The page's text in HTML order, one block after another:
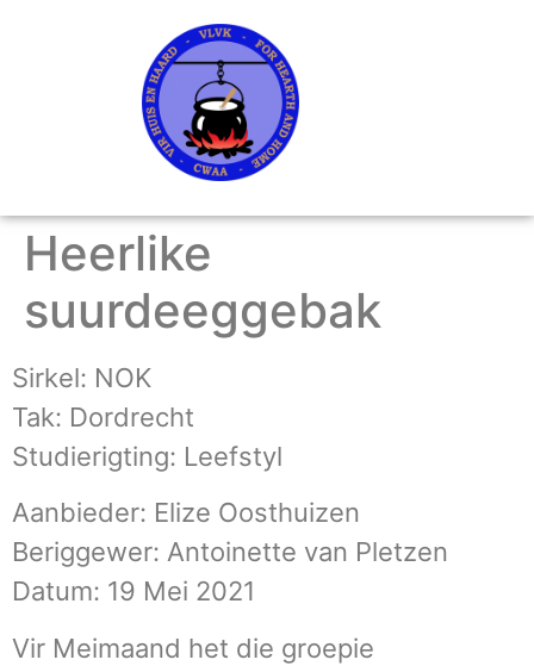
Heerlike
suurdeeggebak
Sirkel: NOK
Tak: Dordrecht
Studierigting: Leefstyl
Aanbieder: Elize Oosthuizen
Beriggewer: Antoinette van Pletzen
Datum: 19 Mei 2021
Vir Meimaand het die groepie